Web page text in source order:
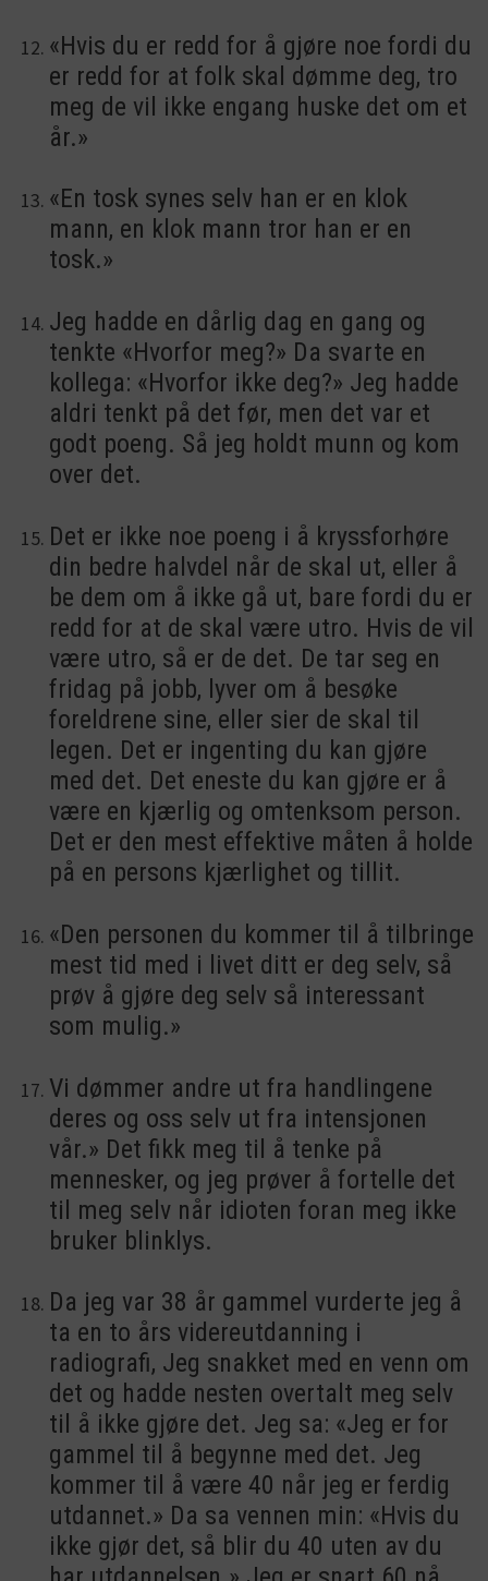
«Hvis du er redd for å gjøre noe fordi du
er redd for at folk skal dømme deg, tro
meg de vil ikke engang huske det om et
år.»
«En tosk synes selv han er en klok
mann, en klok mann tror han er en
tosk.»
Jeg hadde en dårlig dag en gang og
tenkte «Hvorfor meg?» Da svarte en
kollega: «Hvorfor ikke deg?» Jeg hadde
aldri tenkt på det før, men det var et
godt poeng. Så jeg holdt munn og kom
over det.
Det er ikke noe poeng i å kryssforhøre
din bedre halvdel når de skal ut, eller å
be dem om å ikke gå ut, bare fordi du er
redd for at de skal være utro. Hvis de vil
være utro, så er de det. De tar seg en
fridag på jobb, lyver om å besøke
foreldrene sine, eller sier de skal til
legen. Det er ingenting du kan gjøre
med det. Det eneste du kan gjøre er å
være en kjærlig og omtenksom person.
Det er den mest effektive måten å holde
på en persons kjærlighet og tillit.
«Den personen du kommer til å tilbringe
mest tid med i livet ditt er deg selv, så
prøv å gjøre deg selv så interessant
som mulig.»
Vi dømmer andre ut fra handlingene
deres og oss selv ut fra intensjonen
vår.» Det fikk meg til å tenke på
mennesker, og jeg prøver å fortelle det
til meg selv når idioten foran meg ikke
bruker blinklys.
Da jeg var 38 år gammel vurderte jeg å
ta en to års videreutdanning i
radiografi, Jeg snakket med en venn om
det og hadde nesten overtalt meg selv
til å ikke gjøre det. Jeg sa: «Jeg er for
gammel til å begynne med det. Jeg
kommer til å være 40 når jeg er ferdig
utdannet.» Da sa vennen min: «Hvis du
ikke gjør det, så blir du 40 uten av du